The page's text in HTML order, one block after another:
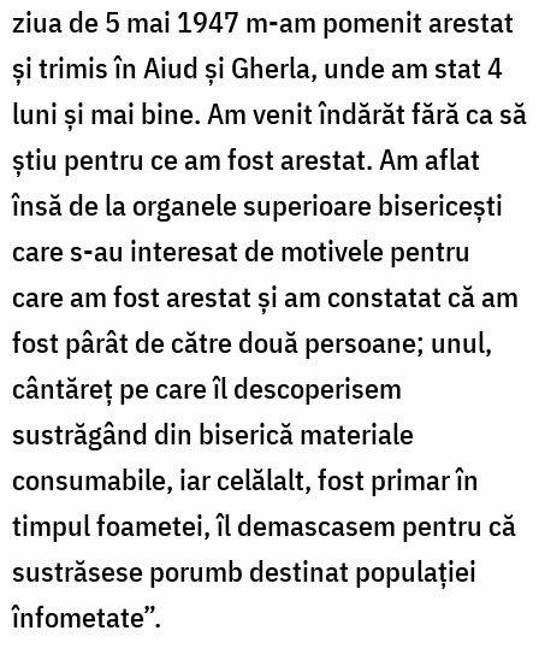
ziua de 5 mai 1947 m-am pomenit arestat
și trimis în Aiud și Gherla, unde am stat 4
luni și mai bine. Am venit îndărăt fără ca să
știu pentru ce am fost arestat. Am aflat
însă de la organele superioare bisericești
care s-au interesat de motivele pentru
care am fost arestat și am constatat că am
fost pârât de către două persoane; unul,
cântăreț pe care îl descoperisem
sustrăgând din biserică materiale
consumabile, iar celălalt, fost primar în
timpul foametei, îl demascasem pentru că
sustrăsese porumb destinat populației
înfometate”.